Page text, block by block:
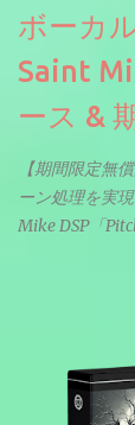
ボーカ
Saint
ース &
【期間限定無
ーン処理を実
Mike DSP「